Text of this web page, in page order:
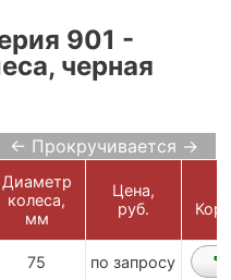
901 -
черная
← Прокручивается →
Диаметр
колеса,
мм
Цена,
руб.
75 по запросу